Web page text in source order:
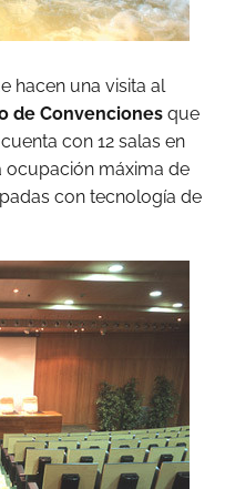
hacen una visita al
de Convenciones que
con 12 salas en
ocupación máxima de
con tecnología de